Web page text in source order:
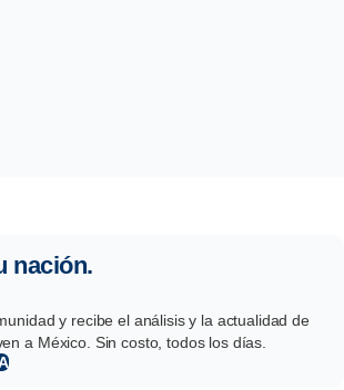
nación.
y recibe el análisis y la actualidad de
a México. Sin costo, todos los días.